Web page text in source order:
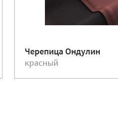
Черепица Ондулин
красный